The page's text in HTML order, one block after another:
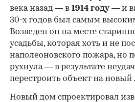
века назад — в 1914 году — и
30-х годов был самым
Возведен он на месте
усадьбы, которая хоть и не
наполеоновского пожара, но
рухнула — в результате
перестроить объект на новый
Новый дом спроектировал